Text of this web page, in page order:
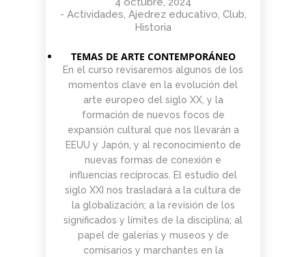
- Actividades, Ajedrez educativo, Club,
Historia
TEMAS DE ARTE CONTEMPORÁNEO
En el curso revisaremos algunos de los
momentos clave en la evolución del
arte europeo del siglo XX, y la
formación de nuevos focos de
expansión cultural que nos llevarán a
EEUU y Japón, y al reconocimiento de
nuevas formas de conexión e
influencias recíprocas. El estudio del
siglo XXI nos trasladará a la cultura de
la globalización; a la revisión de los
significados y límites de la disciplina; al
papel de galerías y museos y de
comisarios y marchantes en la